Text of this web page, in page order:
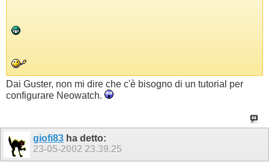
Dai Guster, non mi dire che c'è bisogno di un tutorial per
configurare Neowatch.
giofi83 ha detto:
23-05-2002 23.39.25